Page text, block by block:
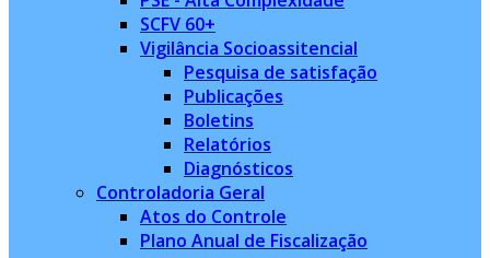
SCFV 60+
Vigilância Socioassitencial
Pesquisa de satisfação
Publicações
Boletins
Relatórios
Diagnósticos
Controladoria Geral
Atos do Controle
Plano Anual de Fiscalização